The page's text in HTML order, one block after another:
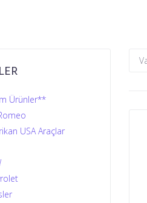
Ürünler**
USA Araçlar